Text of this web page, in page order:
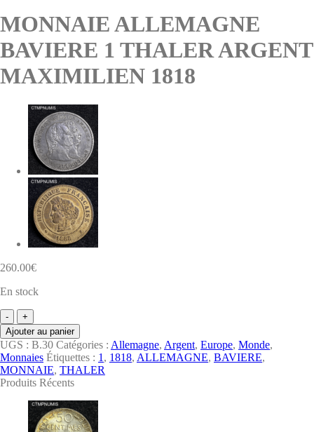
MONNAIE ALLEMAGNE
BAVIERE 1 THALER ARGENT
MAXIMILIEN 1818
260.00€
En stock
quantité
de
MONNAIE
ALLEMAGNE
BAVIERE
1
THALER
ARGENT
MAXIMILIEN
1818
Ajouter au panier
UGS : B.30 Catégories : Allemagne, Argent, Europe, Monde,
Monnaies Étiquettes : 1 , 1818, ALLEMAGNE, BAVIERE,
MONNAIE, THALER
Produits Récents